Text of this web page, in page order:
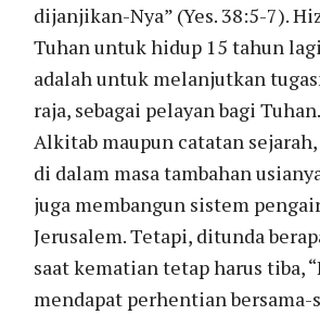
dijanjikan-Nya” (Yes. 38:5-7).
Tuhan untuk hidup 15 tahun
adalah untuk melanjutkan
raja, sebagai pelayan bagi
Alkitab maupun catatan
di dalam masa tambahan
juga membangun sistem
Jerusalem. Tetapi, ditunda
saat kematian tetap harus tiba,
mendapat perhentian bersama-